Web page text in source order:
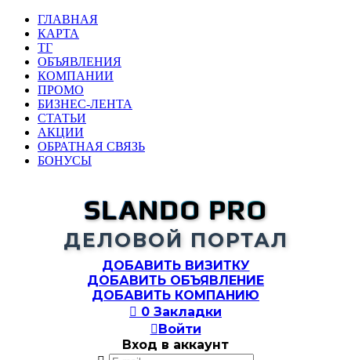
ГЛАВНАЯ
КАРТА
ТГ
ОБЪЯВЛЕНИЯ
КОМПАНИИ
ПРОМО
БИЗНЕС-ЛЕНТА
СТАТЬИ
АКЦИИ
ОБРАТНАЯ СВЯЗЬ
БОНУСЫ
SLANDO PRO
ДЕЛОВОЙ ПОРТАЛ
ДОБАВИТЬ ВИЗИТКУ
ДОБАВИТЬ ОБЪЯВЛЕНИЕ
ДОБАВИТЬ КОМПАНИЮ
 0 Закладки
Войти
Вход в аккаунт